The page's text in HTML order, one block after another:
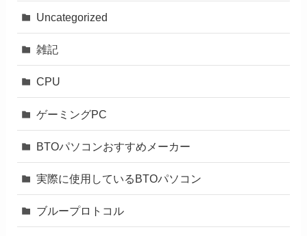
Uncategorized
雑記
CPU
ゲーミングPC
BTOパソコンおすすめメーカー
実際に使用しているBTOパソコン
ブループロトコル